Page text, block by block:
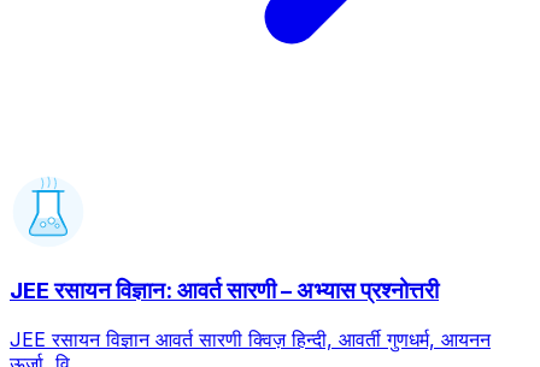
JEE रसायन विज्ञान: आवर्त सारणी – अभ्यास प्रश्नोत्तरी
JEE रसायन विज्ञान आवर्त सारणी क्विज़ हिन्दी, आवर्ती गुणधर्म, आयनन